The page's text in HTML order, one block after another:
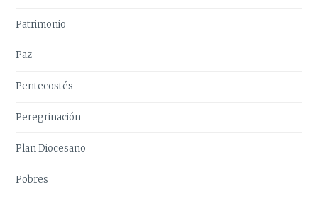
Patrimonio
Paz
Pentecostés
Peregrinación
Plan Diocesano
Pobres